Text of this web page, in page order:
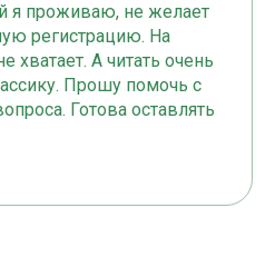
я проживаю, не желает
регистрацию. На
хватает. А читать очень
Прошу помочь с
Готова оставлять